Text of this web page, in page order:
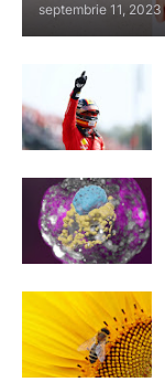
septembrie 11, 2023